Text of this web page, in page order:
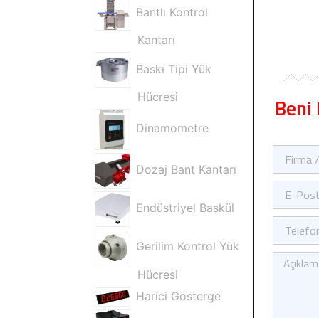
Bantlı Kontrol
Kantarı
Baskı Tipi Yük
Hücresi
Dinamometre
Dozaj Bant Kantarı
Endüstriyel Baskül
Gerilim Kontrol Yük
Hücresi
Harici Gösterge
Ad
Soyad
Posta
Kısa
Mesajınız